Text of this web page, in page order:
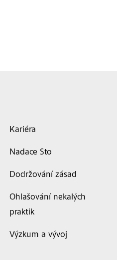
Kariéra
Nadace Sto
Dodržování zásad
Ohlašování nekalých
praktik
Výzkum a vývoj